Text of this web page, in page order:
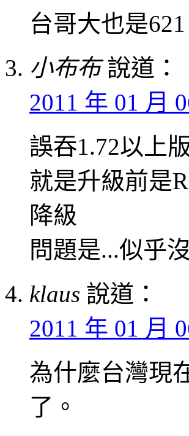
台哥大也是621
小布布 說道：
2011 年 01 月
誤吞1.72以上
就是升級前是
降級
問題是...似乎
klaus 說道：
2011 年 01 月
為什麼台灣現
了。